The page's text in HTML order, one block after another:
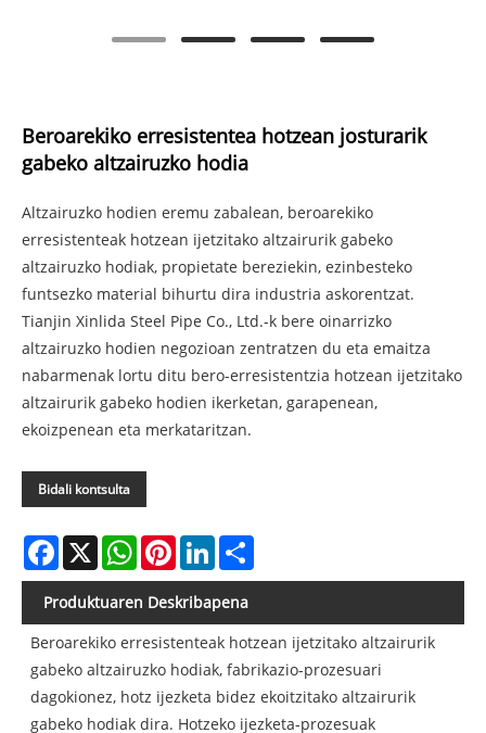
Beroarekiko erresistentea hotzean josturarik
gabeko altzairuzko hodia
Altzairuzko hodien eremu zabalean, beroarekiko
erresistenteak hotzean ijetzitako altzairurik gabeko
altzairuzko hodiak, propietate bereziekin, ezinbesteko
funtsezko material bihurtu dira industria askorentzat.
Tianjin Xinlida Steel Pipe Co., Ltd.-k bere oinarrizko
altzairuzko hodien negozioan zentratzen du eta emaitza
nabarmenak lortu ditu bero-erresistentzia hotzean ijetzitako
altzairurik gabeko hodien ikerketan, garapenean,
ekoizpenean eta merkataritzan.
Bidali kontsulta
Facebook
X WhatsAppPinterestLinkedIn
Produktuaren Deskribapena
Beroarekiko erresistenteak hotzean ijetzitako altzairurik
gabeko altzairuzko hodiak, fabrikazio-prozesuari
dagokionez, hotz ijezketa bidez ekoitzitako altzairurik
gabeko hodiak dira. Hotzeko ijezketa-prozesuak